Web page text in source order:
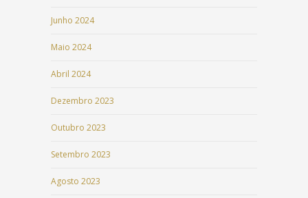
Junho 2024
Maio 2024
Abril 2024
Dezembro 2023
Outubro 2023
Setembro 2023
Agosto 2023